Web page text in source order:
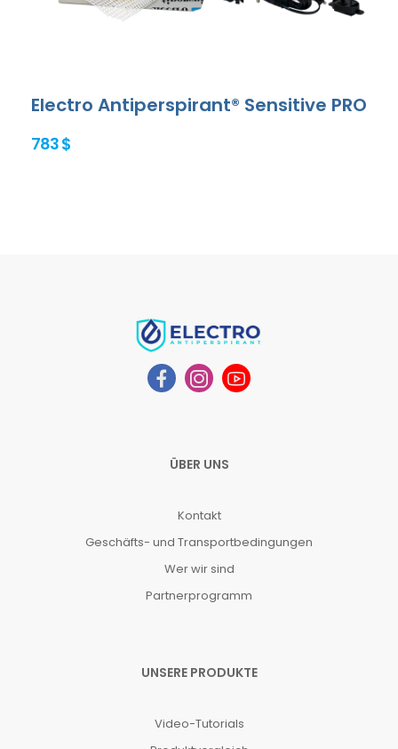
Electro Antiperspirant® Sensitive PRO
783 $
ÜBER UNS
Kontakt
Geschäfts- und Transportbedingungen
Wer wir sind
Partnerprogramm
UNSERE PRODUKTE
Video-Tutorials